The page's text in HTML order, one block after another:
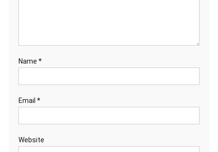
Name *
Email *
Website